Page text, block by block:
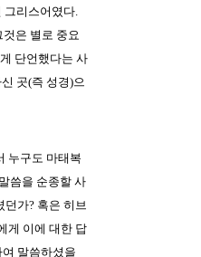
그리스어였다.
은 별로 중요
단언했다는 사
곳(즉 성경)으
누구도 마태복
씀을 순종할 사
던가? 혹은 히브
게 이에 대한 답
말씀하셨을